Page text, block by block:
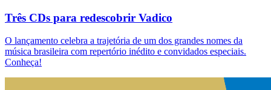
Três CDs para redescobrir Vadico
O lançamento celebra a trajetória de um dos grandes nomes da
música brasileira com repertório inédito e convidados especiais.
Conheça!